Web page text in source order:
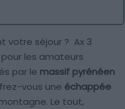
votre séjour ? Ax 3
les amateurs
par le massif pyrénéen
vous une échappée
Le tout,